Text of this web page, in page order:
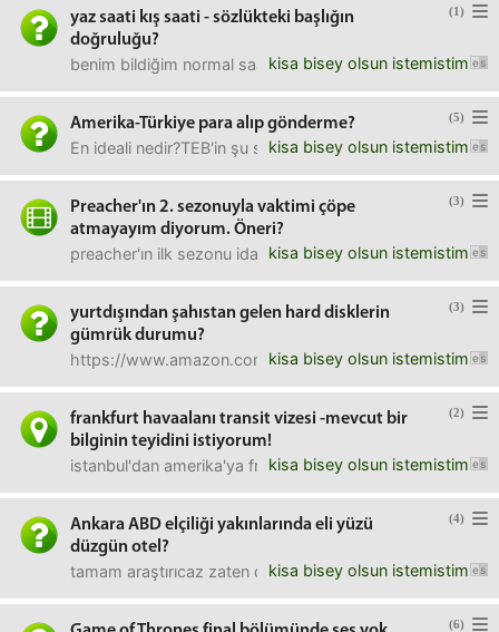
(1)
yaz saati kış saati - sözlükteki başlığın
doğruluğu?
kisa bisey olsun istemistim
benim bildiğim normal saat kış saatidir ve yazın saatlerin
(5)
Amerika-Türkiye para alıp gönderme?
kisa bisey olsun istemistim
En ideali nedir?TEB'in şu sayfaya https://
(3)
Preacher'ın 2. sezonuyla vaktimi çöpe
atmayayım diyorum. Öneri?
kisa bisey olsun istemistim
preacher'ın ilk sezonu idare ederdi gibi fakat 2. sezonu
(3)
yurtdışından şahıstan gelen hard disklerin
gümrük durumu?
kisa bisey olsun istemistim
https://www.amazon.com/Black-Passport-Portable-
(2)
frankfurt havaalanı transit vizesi -mevcut bir
bilginin teyidini istiyorum!
kisa bisey olsun istemistim
istanbul'dan amerika'ya frankfurt üzerinden yapılacak
(4)
Ankara ABD elçiliği yakınlarında eli yüzü
düzgün otel?
kisa bisey olsun istemistim
tamam araştırıcaz zaten de vakit kazandırmak
(6)